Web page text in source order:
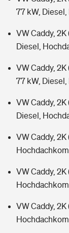
77 kW,
VW Caddy, 2K
Diesel,
VW Caddy, 2K
77 kW,
VW Caddy, 2K
Diesel,
VW Caddy, 2K
VW Caddy, 2K
VW Caddy, 2K